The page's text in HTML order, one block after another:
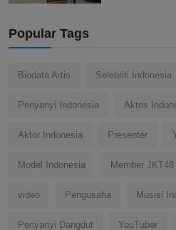
Popular Tags
Biodata Artis Selebriti Indonesia
Penyanyi Indonesia Aktris
Aktor Indonesia Presenter
Model Indonesia Member JKT48
video Pengusaha Musisi
Penyanyi Dangdut YouTuber